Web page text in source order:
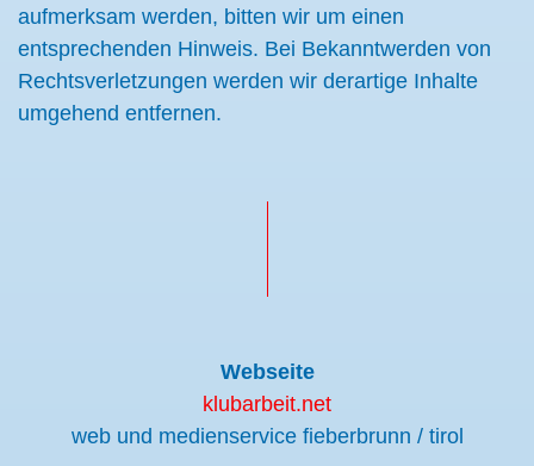
aufmerksam werden, bitten wir um einen
entsprechenden Hinweis. Bei Bekanntwerden von
Rechtsverletzungen werden wir derartige Inhalte
umgehend entfernen.
Webseite
klubarbeit.net
web und medienservice fieberbrunn / tirol